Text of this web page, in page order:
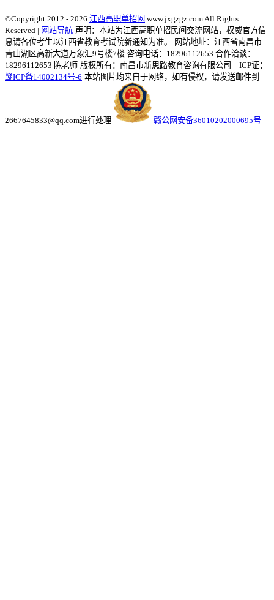
©Copyright 2012 - 2026 江西高职单招网 www.jxgzgz.com All Rights
Reserved | 网站导航 声明：本站为江西高职单招民间交流网站，权威官方信
息请各位考生以江西省教育考试院新通知为准。
网站地址：江西省南昌市
青山湖区高新大道万象汇9号楼7楼 咨询电话：18296112653 合作洽谈：
18296112653 陈老师 版权所有：南昌市新思路教育咨询有限公司 ICP证：
赣ICP备14002134号-6 本站图片均来自于网络，如有侵权，请发送邮件到
2667645833@qq.com进行处理 赣公网安备36010202000695号